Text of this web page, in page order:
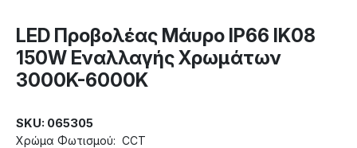
LED Προβολέας Μάυρο IP66 IK08
150W Εναλλαγής Χρωμάτων
3000K-6000K
SKU: 065305
Χρώμα Φωτισμού: CCT